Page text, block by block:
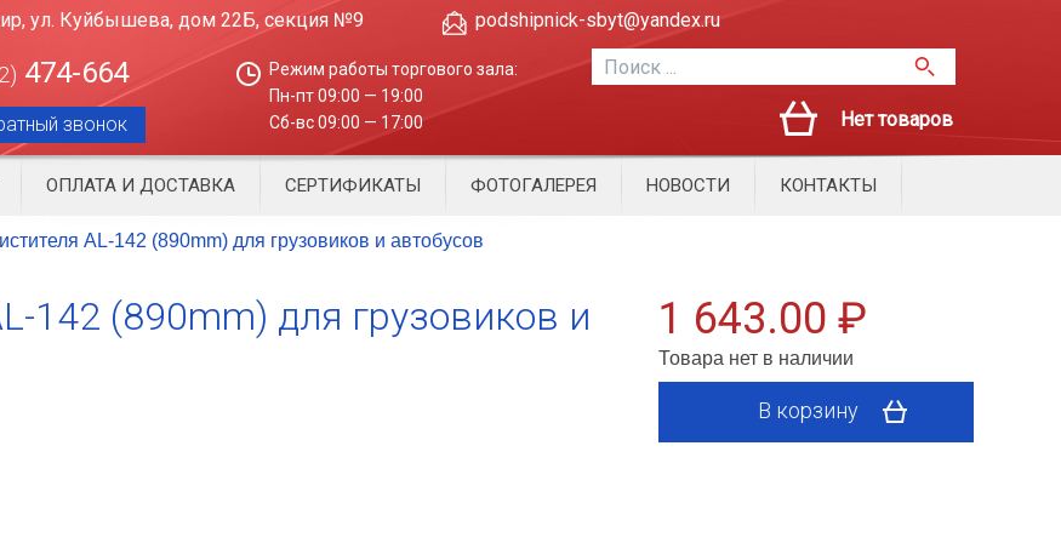
podshipnick-sbyt@yandex.ru
ул. Куйбышева, дом 22Б, секция №9
474-664
Режим работы торгового зала:
Пн-пт 09:00 — 19:00
Сб-вс 09:00 — 17:00
звонок Нет товаров
ОПЛАТА И ДОСТАВКА СЕРТИФИКАТЫ ФОТОГАЛЕРЕЯ НОВОСТИ КОНТАКТЫ
AL-142 (890mm) для грузовиков и автобусов
142 (890mm) для грузовиков и
1 643.00 ₽
Товара нет в наличии
В корзину